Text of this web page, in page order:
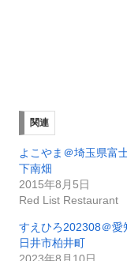
関連
よこやま＠埼玉県富
下南畑
2015年8月5日
Red List Restaurant
すえひろ202308＠愛
日井市柏井町